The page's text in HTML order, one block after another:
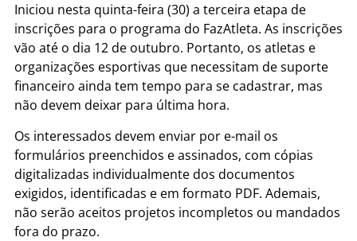
Iniciou nesta quinta-feira (30) a terceira etapa de
inscrições para o programa do FazAtleta. As inscrições
vão até o dia 12 de outubro. Portanto, os atletas e
organizações esportivas que necessitam de suporte
financeiro ainda tem tempo para se cadastrar, mas
não devem deixar para última hora.
Os interessados devem enviar por e-mail os
formulários preenchidos e assinados, com cópias
digitalizadas individualmente dos documentos
exigidos, identificadas e em formato PDF. Ademais,
não serão aceitos projetos incompletos ou mandados
fora do prazo.